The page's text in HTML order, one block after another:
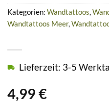
4,99 €
Lieferzeit: 3-5
Kategorien: Wandtattoos,
Wandtattoos Meer,